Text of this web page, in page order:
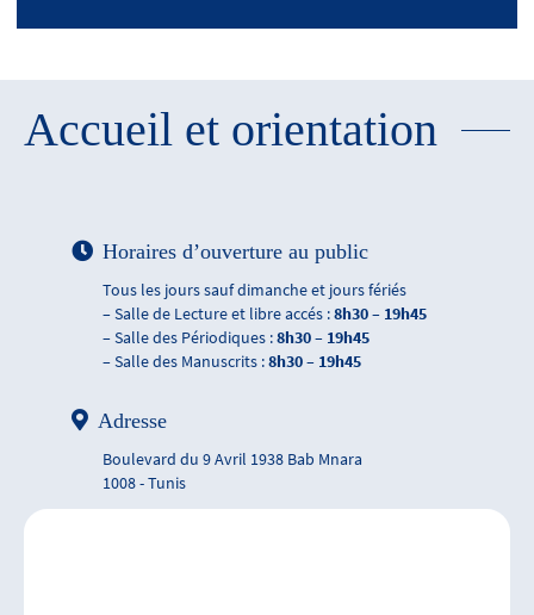
Accueil et orientation
Horaires d’ouverture au public
Tous les jours sauf dimanche et jours fériés
– Salle de Lecture et libre accés :8h30 – 19h45
– Salle des Périodiques :8h30 – 19h45
– Salle des Manuscrits :8h30 – 19h45
Adresse
Boulevard du 9 Avril 1938 Bab Mnara
1008 - Tunis